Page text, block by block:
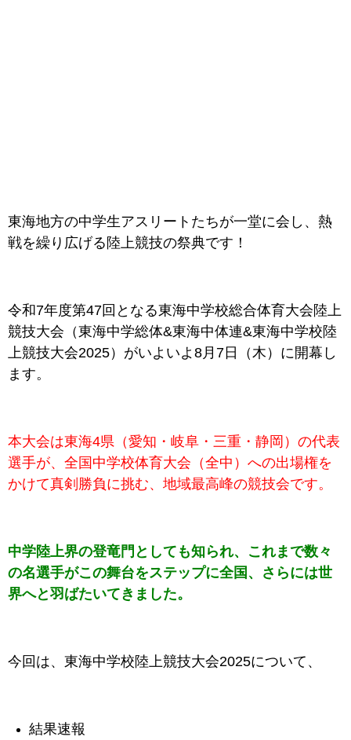
東海地方の中学生アスリートたちが一堂に会し、熱
戦を繰り広げる陸上競技の祭典です！
令和7年度第47回となる東海中学校総合体育大会陸上
競技大会（東海中学総体&東海中体連&東海中学校陸
上競技大会2025）がいよいよ8月7日（木 ）に開幕し
ます。
本大会は東海4県（愛知・岐阜・三重・静岡）の代表
選手が、全国中学校体育大会（全中）への出場権を
かけて真剣勝負に挑む、地域最高峰の競技会です。
中学陸上界の登竜門としても知られ、これまで数々
の名選手がこの舞台をステップに全国、さらには世
界へと羽ばたいてきました。
今回は、東海中学校陸上競技大会2025について、
結果速報